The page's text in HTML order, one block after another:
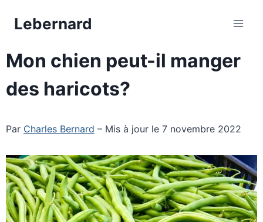
Lebernard
Mon chien peut-il manger
des haricots?
Par Charles Bernard – Mis à jour le 7 novembre 2022